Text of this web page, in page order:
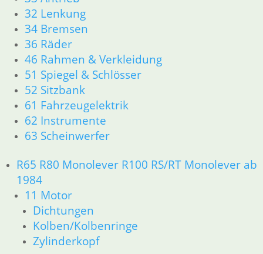
32 Lenkung
34 Bremsen
36 Räder
46 Rahmen & Verkleidung
51 Spiegel & Schlösser
52 Sitzbank
61 Fahrzeugelektrik
62 Instrumente
63 Scheinwerfer
R65 R80 Monolever R100 RS/RT Monolever ab
1984
11 Motor
Dichtungen
Kolben/Kolbenringe
Zylinderkopf
R50 R69/S
11 Motor
Dichtungen
Zylinderkopf
12 Motorelektrik
13 Vergaser
16 Tank
18 Auspuff
21 Kupplung
23 Getriebe
31 Telegabel
32 Lenkung
33 Antrieb
34 Bremsen
36 Räder
46 Rahmen & Verkleidung
51 Spiegel & Schlösser